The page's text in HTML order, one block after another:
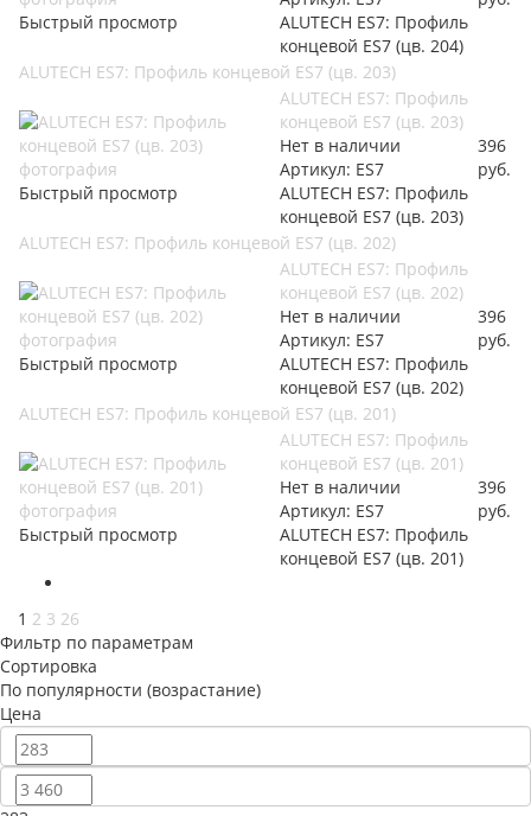
Быстрый просмотр
ALUTECH ES7: Профиль
концевой ES7 (цв. 204)
ALUTECH ES7: Профиль концевой ES7 (цв. 203)
Быстрый просмотр
ALUTECH ES7: Профиль
концевой ES7 (цв. 203)
Нет в наличии
Артикул: ES7
ALUTECH ES7: Профиль
концевой ES7 (цв. 203)
396
руб.
ALUTECH ES7: Профиль концевой ES7 (цв. 202)
Быстрый просмотр
ALUTECH ES7: Профиль
концевой ES7 (цв. 202)
Нет в наличии
Артикул: ES7
ALUTECH ES7: Профиль
концевой ES7 (цв. 202)
396
руб.
ALUTECH ES7: Профиль концевой ES7 (цв. 201)
Быстрый просмотр
ALUTECH ES7: Профиль
концевой ES7 (цв. 201)
Нет в наличии
Артикул: ES7
ALUTECH ES7: Профиль
концевой ES7 (цв. 201)
396
руб.
1 2 3 26
Фильтр по параметрам
Сортировка
По популярности (возрастание)
Цена